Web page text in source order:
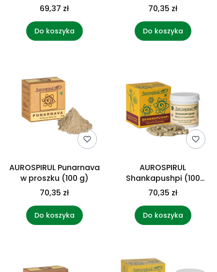
69,37 zł
Do koszyka
70,35 zł
Do koszyka
AUROSPIRUL Punarnava
w proszku (100 g)
70,35 zł
Do koszyka
AUROSPIRUL
Shankapushpi (100
kaps.)
70,35 zł
Do koszyka